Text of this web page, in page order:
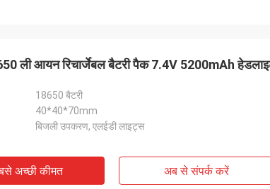
ली आयन रिचार्जेबल बैटरी पैक 7.4V 5200mAh
18650 बैटरी
40*40*70mm
बिजली उपकरण, एलईडी लाइट्स
अच्छी कीमत अब से संपर्क करें